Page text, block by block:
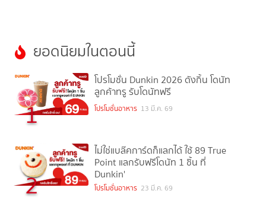
ยอดนิยมในตอนนี้
1
โปรโมชั่น Dunkin 2026 ดังกิ้น โดนัท
ลูกค้าทรู รับโดนัทฟรี
โปรโมชั่นอาหาร 13 มี.ค. 69
2
ไม่ใช่แบล๊คการ์ดก็แลกได้ ใช้ 89 True
Point แลกรับฟรีโดนัท 1 ชิ้น ที่
Dunkin'
โปรโมชั่นอาหาร 23 มี.ค. 69